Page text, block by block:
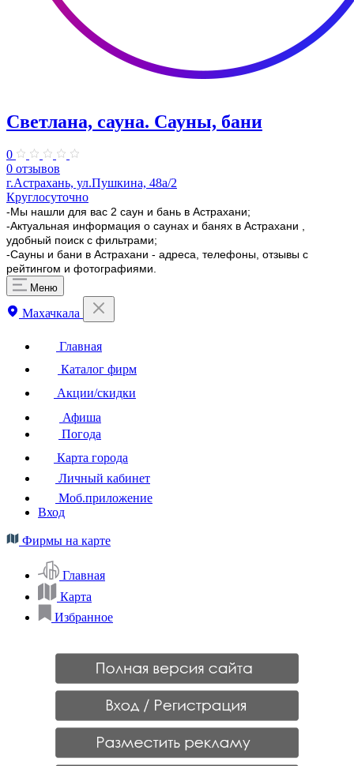
Светлана, сауна. Сауны, бани
0
0 отзывов
г.Астрахань, ул.Пушкина, 48а/2
Круглосуточно
-Мы нашли для вас 2 саун и бань в Астрахани;
-Актуальная информация о саунах и банях в Астрахани ,
удобный поиск с фильтрами;
-Сауны и бани в Астрахани - адреса, телефоны, отзывы с
рейтингом и фотографиями.
Меню
Махачкала
Главная
Каталог фирм
Акции/скидки
Афиша
Погода
Карта города
Личный кабинет
Моб.приложение
Вход
Фирмы на карте
Главная
Карта
Избранное